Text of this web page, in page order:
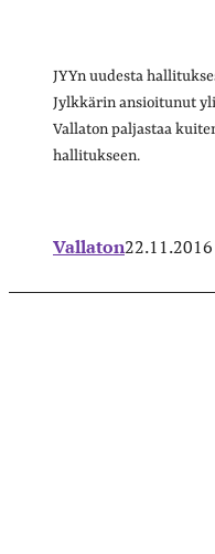
JYYn uudesta
Jylkkärin ansioitunut
Vallaton paljastaa
hallitukseen.
Vallaton22.11.2016